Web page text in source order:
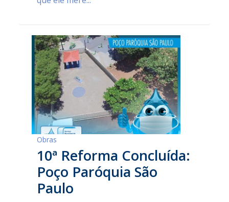
Obras
10ª Reforma Concluída:
Poço Paróquia São
Paulo